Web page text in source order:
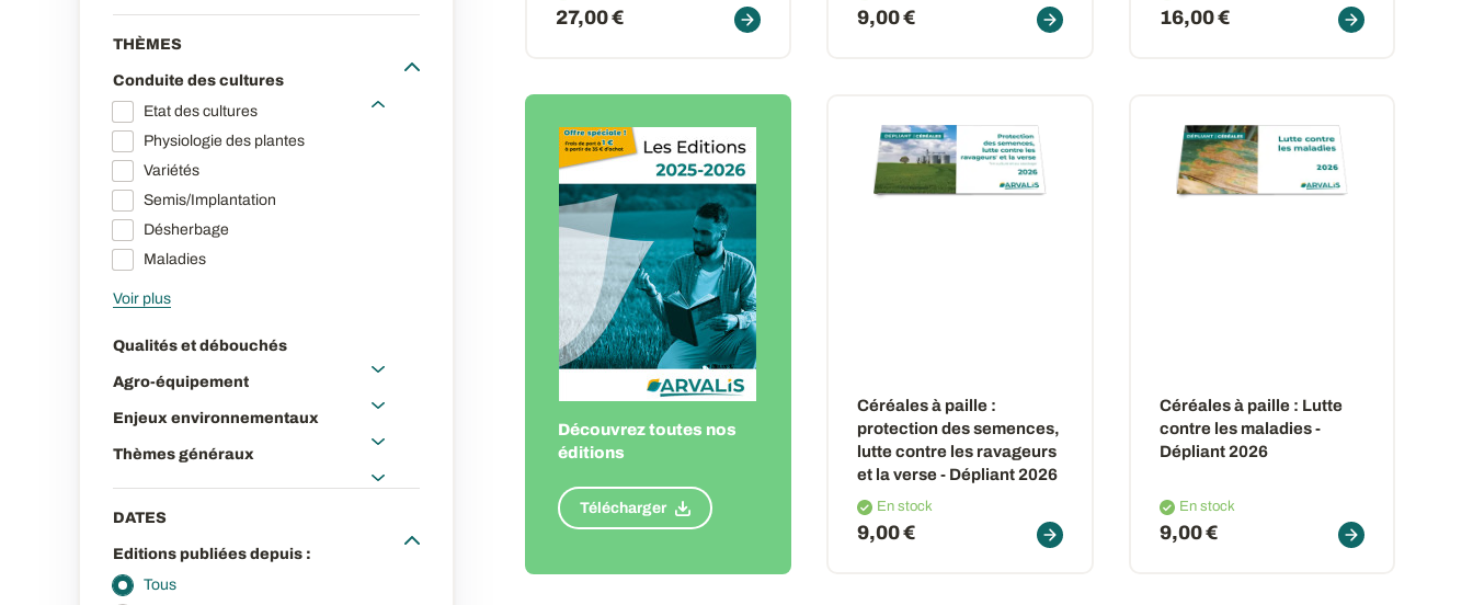
THÈMES
Conduite des cultures
Etat des cultures
Physiologie des plantes
Variétés
Semis/Implantation
Désherbage
Maladies
Voir plus
Qualités et débouchés
Agro-équipement
Enjeux environnementaux
Thèmes généraux
DATES
Editions publiées depuis :
Tous
27,00 € 9,00 € 16,00 €
Découvrez toutes nos
éditions
Télécharger
Céréales à paille :
protection des semences,
lutte contre les ravageurs
et la verse - Dépliant 2026
En stock
9,00 €
Céréales à paille : Lutte
contre les maladies -
Dépliant 2026
En stock
9,00 €